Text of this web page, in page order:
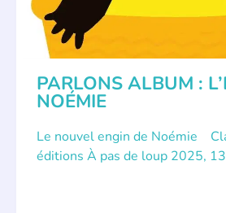
PARLONS ALBUM :
NOÉMIE
Le nouvel engin de Noémie
éditions À pas de loup 2025,